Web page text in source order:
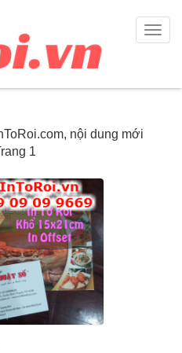
nội dung mới
1